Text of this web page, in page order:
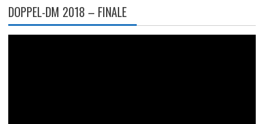
DOPPEL-DM 2018 – FINALE